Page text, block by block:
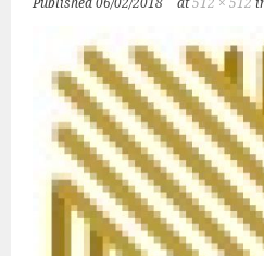
Published06/02/2018 at512 × 512